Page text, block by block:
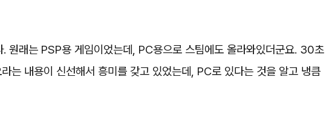
원래는 PSP용 게임이었는데, PC용으로 스팀에도 올라와있더군요. 30초
는 내용이 신선해서 흥미를 갖고 있었는데, PC로 있다는 것을 알고 냉큼